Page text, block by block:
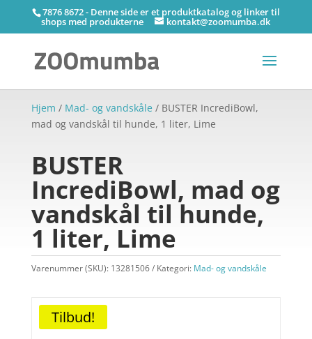
7876 8672 - Denne side er et produktkatalog og linker til
shops med produkterne kontakt@zoomumba.dk
Hjem / Mad- og vandskåle / BUSTER IncrediBowl,
mad og vandskål til hunde, 1 liter, Lime
BUSTER
IncrediBowl, mad og
vandskål til hunde,
1 liter, Lime
Varenummer (SKU): 13281506 Kategori: Mad- og vandskåle
Tilbud!